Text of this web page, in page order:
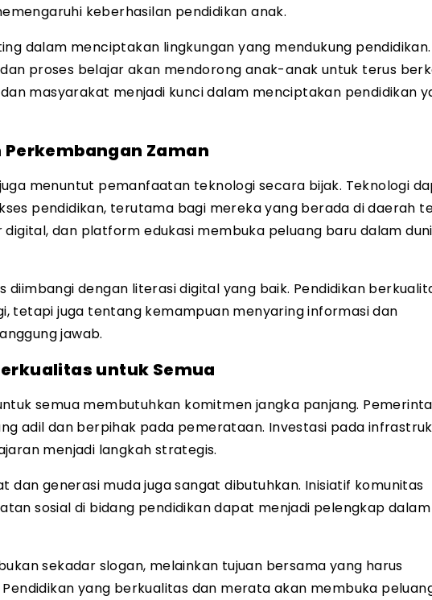
keberhasilan pendidikan anak.
dalam menciptakan lingkungan yang mendukung
proses belajar akan mendorong anak-anak untuk terus
masyarakat menjadi kunci dalam menciptakan pendidikan
Zaman
menuntut pemanfaatan teknologi secara bijak. Teknologi
pendidikan, terutama bagi mereka yang berada di daerah
dan platform edukasi membuka peluang baru dalam
diimbangi dengan literasi digital yang baik. Pendidikan
tetapi juga tentang kemampuan menyaring informasi dan
jawab.
untuk Semua
semua membutuhkan komitmen jangka panjang.
adil dan berpihak pada pemerataan. Investasi pada
menjadi langkah strategis.
dan generasi muda juga sangat dibutuhkan. Inisiatif komunitas
sosial di bidang pendidikan dapat menjadi pelengkap
sekadar slogan, melainkan tujuan bersama yang harus
yang berkualitas dan merata akan membuka